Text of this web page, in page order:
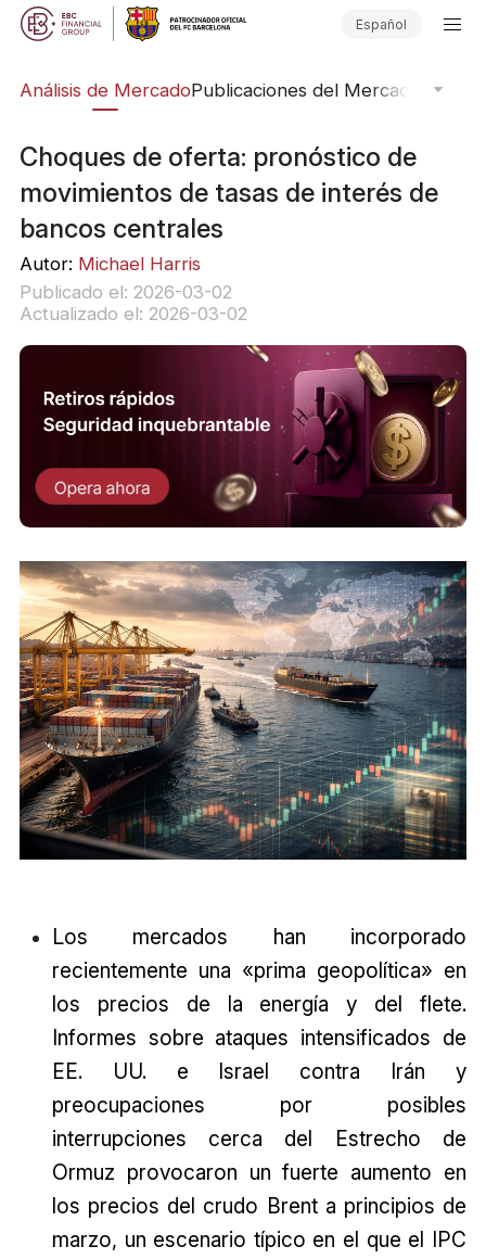
Español
Análisis de MercadoPublicaciones del Mercado
Choques de oferta: pronóstico de
movimientos de tasas de interés de
bancos centrales
Autor: Michael Harris
Publicado el: 2026-03-02
Actualizado el: 2026-03-02
Los mercados han incorporado
recientemente una «prima geopolítica» en
los precios de la energía y del flete.
Informes sobre ataques intensificados de
EE. UU. e Israel contra Irán y
preocupaciones por posibles
interrupciones cerca del Estrecho de
Ormuz provocaron un fuerte aumento en
los precios del crudo Brent a principios de
marzo, un escenario típico en el que el IPC